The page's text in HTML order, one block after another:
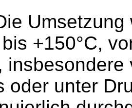
Umsetzung
+150°C,
oder unter